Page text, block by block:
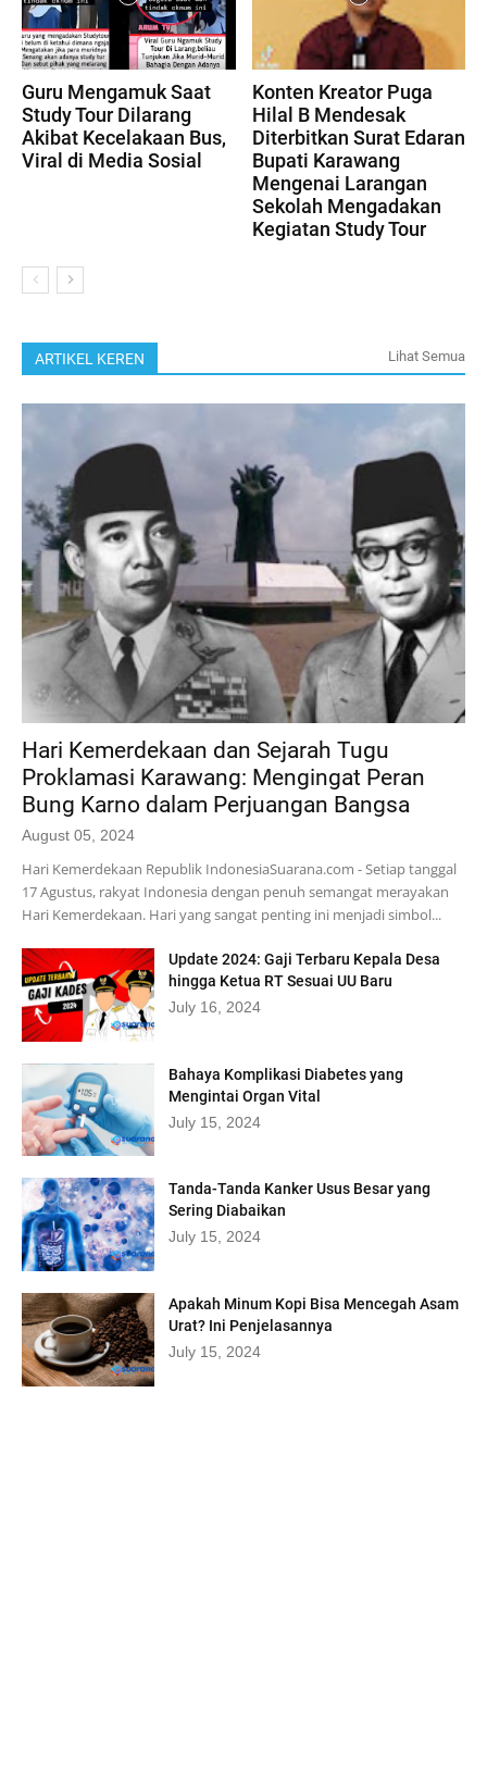
Guru Mengamuk Saat
Study Tour Dilarang
Akibat Kecelakaan Bus,
Viral di Media Sosial
Konten Kreator Puga
Hilal B Mendesak
Diterbitkan Surat Edaran
Bupati Karawang
Mengenai Larangan
Sekolah Mengadakan
Kegiatan Study Tour
ARTIKEL KEREN Lihat Semua
Hari Kemerdekaan dan Sejarah Tugu
Proklamasi Karawang: Mengingat Peran
Bung Karno dalam Perjuangan Bangsa
August 05, 2024
Hari Kemerdekaan Republik IndonesiaSuarana.com - Setiap tanggal
17 Agustus, rakyat Indonesia dengan penuh semangat merayakan
Hari Kemerdekaan. Hari yang sangat penting ini menjadi simbol...
Update 2024: Gaji Terbaru Kepala Desa
hingga Ketua RT Sesuai UU Baru
July 16, 2024
Bahaya Komplikasi Diabetes yang
Mengintai Organ Vital
July 15, 2024
Tanda-Tanda Kanker Usus Besar yang
Sering Diabaikan
July 15, 2024
Apakah Minum Kopi Bisa Mencegah Asam
Urat? Ini Penjelasannya
July 15, 2024